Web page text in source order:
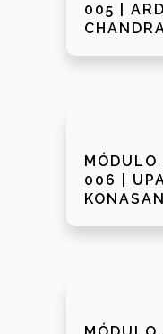
005 |
006 |